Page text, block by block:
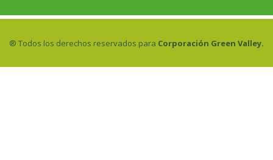
® Todos los derechos reservados para Corporación Green Valley.